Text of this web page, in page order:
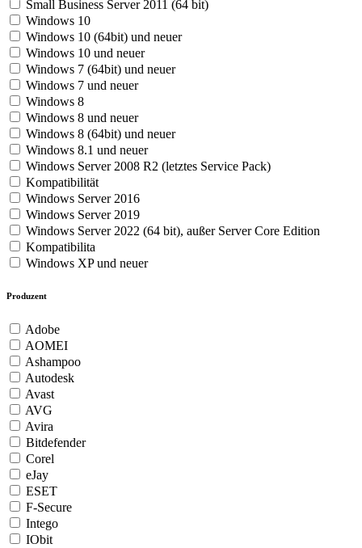
Small Business Server 2011 (64 bit)
Windows 10
Windows 10 (64bit) und neuer
Windows 10 und neuer
Windows 7 (64bit) und neuer
Windows 7 und neuer
Windows 8
Windows 8 und neuer
Windows 8 (64bit) und neuer
Windows 8.1 und neuer
Windows Server 2008 R2 (letztes Service Pack)
Kompatibilität
Windows Server 2016
Windows Server 2019
Windows Server 2022 (64 bit), außer Server Core Edition
Kompatibilita
Windows XP und neuer
Produzent
Adobe
AOMEI
Ashampoo
Autodesk
Avast
AVG
Avira
Bitdefender
Corel
eJay
ESET
F-Secure
Intego
IObit